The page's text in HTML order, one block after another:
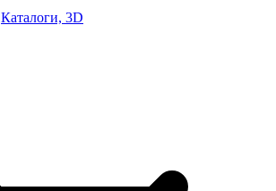
Каталоги, 3D